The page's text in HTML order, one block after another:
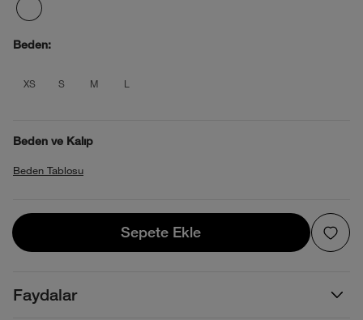
Beden:
XS S M L
Beden ve Kalıp
Beden Tablosu
Sepete Ekle
Sepete Ekle
Faydalar